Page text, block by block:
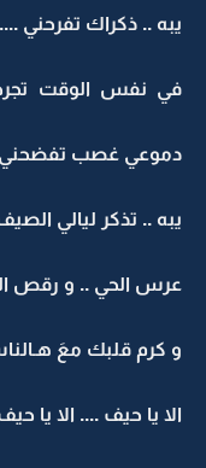
يبه .. ذكراك تفرحني ....
في نفس الوقت
دموعي غصب تفضحني
يبه .. تذكر ليالي
عرس الحي .. و رقص
و كرم قلبك معَ
الا يا حيف .... الا يا